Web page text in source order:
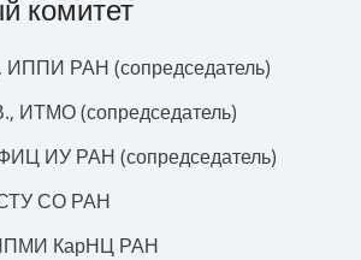
комитет
РАН (сопредседатель)
ИТМО (сопредседатель)
ИУ РАН (сопредседатель)
СО РАН
КарНЦ РАН